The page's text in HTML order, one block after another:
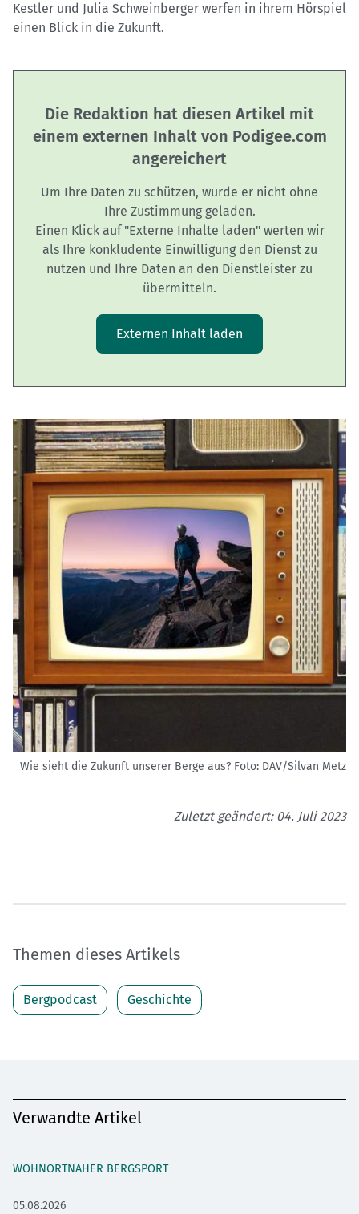
Kestler und Julia Schweinberger werfen in ihrem Hörspiel
einen Blick in die Zukunft.
Die Redaktion hat diesen Artikel mit
einem externen Inhalt von Podigee.com
angereichert
Um Ihre Daten zu schützen, wurde er nicht ohne
Ihre Zustimmung geladen.
Einen Klick auf "Externe Inhalte laden" werten wir
als Ihre konkludente Einwilligung den Dienst zu
nutzen und Ihre Daten an den Dienstleister zu
übermitteln.
Externen Inhalt laden
Wie sieht die Zukunft unserer Berge aus? Foto: DAV/Silvan Metz
Zuletzt geändert: 04. Juli 2023
Themen dieses Artikels
Bergpodcast Geschichte
Verwandte Artikel
WOHNORTNAHER BERGSPORT
05.08.2026